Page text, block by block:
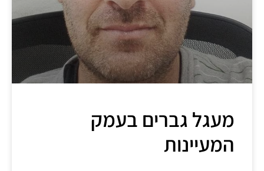
מעגל גברים בעמק
המעיינות